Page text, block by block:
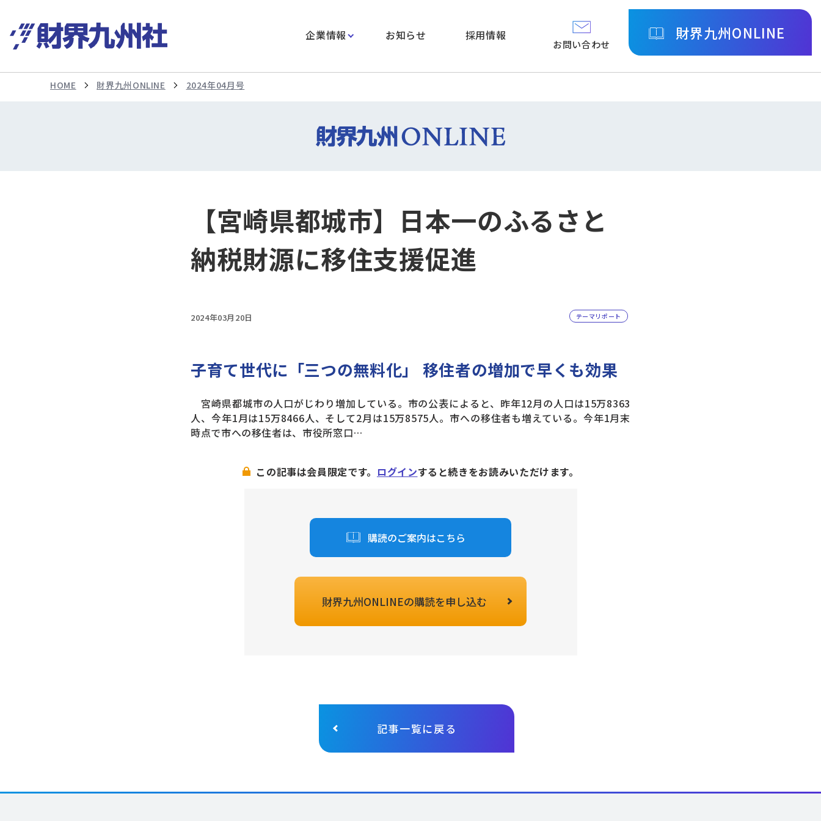
企業情報 お知らせ 採用情報
お問い合わせ
財界九州ONLINE
HOME 財界九州ONLINE 2024年04月号
【宮崎県都城市】日本一のふるさと
納税財源に移住支援促進
2024年03月20日 テーマリポート
子育て世代に「三つの無料化」 移住者の増加で早くも効果
宮崎県都城市の人口がじわり増加している。市の公表によると、昨年12月の人口は15万8363
人、今年1月は15万8466人、そして2月は15万8575人。市への移住者も増えている。今年1月末
時点で市への移住者は、市役所窓口…
この記事は会員限定です。 ログインすると続きをお読みいただけます。
購読のご案内はこちら
財界九州ONLINEの購読を申し込む
記事一覧に戻る